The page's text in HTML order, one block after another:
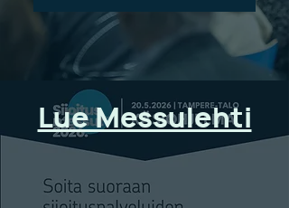
Lue Messulehti